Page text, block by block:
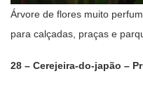
Árvore de flores muito
para calçadas, praças e
28 – Cerejeira-do-japão –